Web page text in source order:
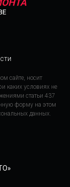
сайте, носит
каких условиях не
статьи 437
форму на этом
данных.